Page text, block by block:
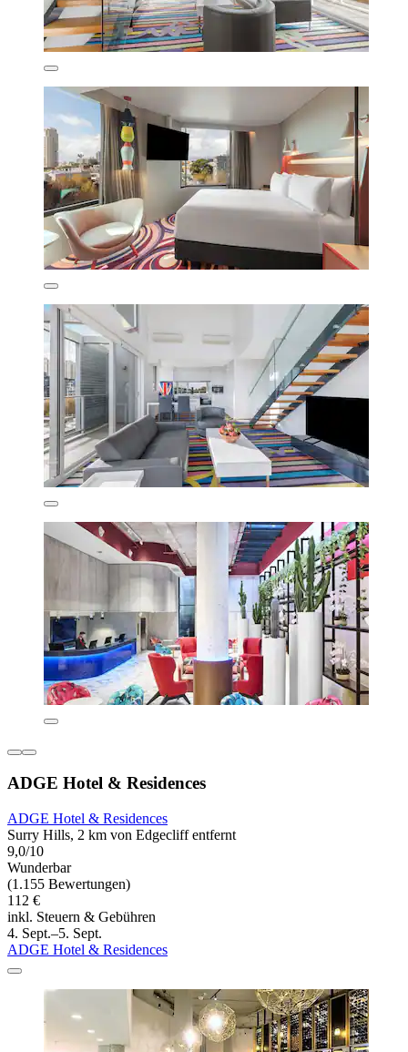
ADGE Hotel & Residences
ADGE Hotel & Residences
Surry Hills, 2 km von Edgecliff entfernt
9,0/10
Wunderbar
(1.155 Bewertungen)
112 €
inkl. Steuern & Gebühren
4. Sept.–5. Sept.
ADGE Hotel & Residences